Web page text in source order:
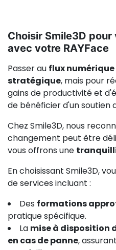
Choisir Smile3D
avec votre RAYFace
Passer au flux
stratégique, mais pour
gains de productivité et
de bénéficier d'un soutien
Chez Smile3D, nous
changement peut être
vous offrons une
En choisissant Smile3D,
de services incluant :
Des formations
pratique spécifique.
La mise à disposition
en cas de panne,